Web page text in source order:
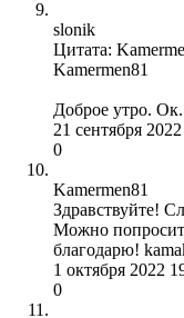
slonik
Цитата:
Kamermen81
Доброе утро. Ок.
21 сентября
0
Kamermen81
Здравствуйте!
Можно
благодарю!
1 октября 2022
0